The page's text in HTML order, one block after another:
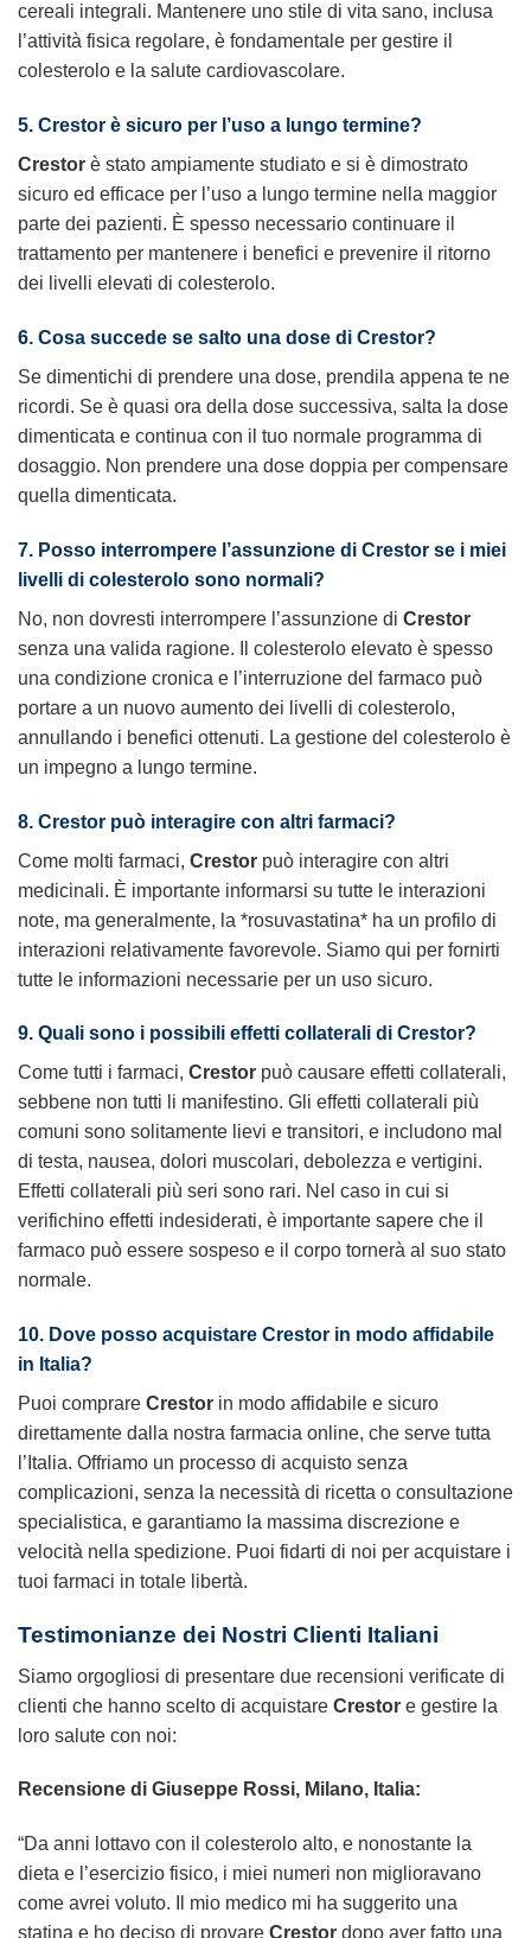
cereali integrali. Mantenere uno stile di vita sano, inclusa
l’attività fisica regolare, è fondamentale per gestire il
colesterolo e la salute cardiovascolare.
5. Crestor è sicuro per l’uso a lungo termine?
Crestor è stato ampiamente studiato e si è dimostrato
sicuro ed efficace per l’uso a lungo termine nella maggior
parte dei pazienti. È spesso necessario continuare il
trattamento per mantenere i benefici e prevenire il ritorno
dei livelli elevati di colesterolo.
6. Cosa succede se salto una dose di Crestor?
Se dimentichi di prendere una dose, prendila appena te ne
ricordi. Se è quasi ora della dose successiva, salta la dose
dimenticata e continua con il tuo normale programma di
dosaggio. Non prendere una dose doppia per compensare
quella dimenticata.
7. Posso interrompere l’assunzione di Crestor se i miei
livelli di colesterolo sono normali?
No, non dovresti interrompere l’assunzione di Crestor
senza una valida ragione. Il colesterolo elevato è spesso
una condizione cronica e l’interruzione del farmaco può
portare a un nuovo aumento dei livelli di colesterolo,
annullando i benefici ottenuti. La gestione del colesterolo è
un impegno a lungo termine.
8. Crestor può interagire con altri farmaci?
Come molti farmaci, Crestor può interagire con altri
medicinali. È importante informarsi su tutte le interazioni
note, ma generalmente, la *rosuvastatina* ha un profilo di
interazioni relativamente favorevole. Siamo qui per fornirti
tutte le informazioni necessarie per un uso sicuro.
9. Quali sono i possibili effetti collaterali di Crestor?
Come tutti i farmaci, Crestor può causare effetti collaterali,
sebbene non tutti li manifestino. Gli effetti collaterali più
comuni sono solitamente lievi e transitori, e includono mal
di testa, nausea, dolori muscolari, debolezza e vertigini.
Effetti collaterali più seri sono rari. Nel caso in cui si
verifichino effetti indesiderati, è importante sapere che il
farmaco può essere sospeso e il corpo tornerà al suo stato
normale.
10. Dove posso acquistare Crestor in modo affidabile
in Italia?
Puoi comprare Crestor in modo affidabile e sicuro
direttamente dalla nostra farmacia online, che serve tutta
l’Italia. Offriamo un processo di acquisto senza
complicazioni, senza la necessità di ricetta o consultazione
specialistica, e garantiamo la massima discrezione e
velocità nella spedizione. Puoi fidarti di noi per acquistare i
tuoi farmaci in totale libertà.
Testimonianze dei Nostri Clienti Italiani
Siamo orgogliosi di presentare due recensioni verificate di
clienti che hanno scelto di acquistare Crestor e gestire la
loro salute con noi:
Recensione di Giuseppe Rossi, Milano, Italia:
“Da anni lottavo con il colesterolo alto, e nonostante la
dieta e l’esercizio fisico, i miei numeri non miglioravano
come avrei voluto. Il mio medico mi ha suggerito una
statina e ho deciso di provare Crestor dopo aver fatto una